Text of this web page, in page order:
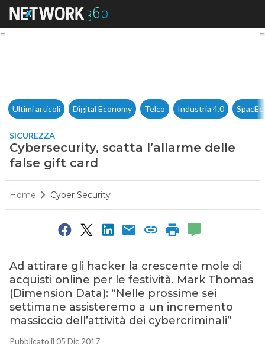
Cybersecurity, scatta
Ultimi articoli Digital Economy Telco Industria 4.0
SICUREZZA
Cybersecurity, scatta l’allarme delle
false gift card
Home Cyber Security
Ad attirare gli hacker la crescente mole di
acquisti online per le festività. Mark Thomas
(Dimension Data): “Nelle prossime sei
settimane assisteremo a un incremento
massiccio dell’attività dei cybercriminali”
Pubblicato il 05 Dic 2017